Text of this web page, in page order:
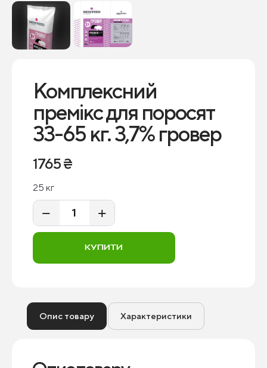
Комплексний
премікс для поросят
33-65 кг. 3,7% гровер
1765₴
25 кг
− +
КУПИТИ
Опис товару Характеристики